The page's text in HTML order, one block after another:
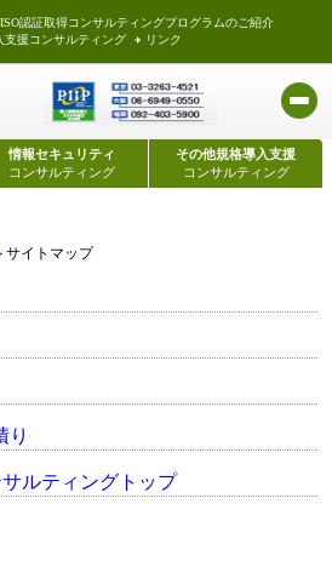
ISO認証取得コンサルティングプログラムのご紹介
支援コンサルティング
リンク
情報セキュリティ
コンサルティング
その他規格導入支援
コンサルティング
サイトマップ
り
ルティングトップ